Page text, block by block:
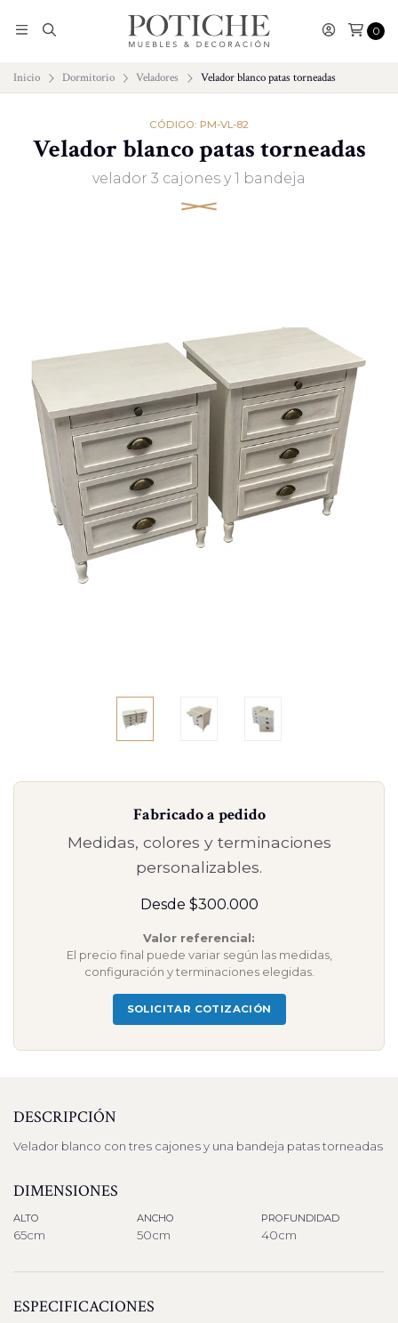
0
Inicio Dormitorio Veladores Velador blanco patas torneadas
CÓDIGO: PM-VL-82
Velador blanco patas torneadas
velador 3 cajones y 1 bandeja
Fabricado a pedido
Medidas, colores y terminaciones
personalizables.
Desde $300.000
Valor referencial:
El precio final puede variar según las medidas,
configuración y terminaciones elegidas.
SOLICITAR COTIZACIÓN
DESCRIPCIÓN
Velador blanco con tres cajones y una bandeja patas torneadas
DIMENSIONES
ALTO
65cm
ANCHO
50cm
PROFUNDIDAD
40cm
ESPECIFICACIONES